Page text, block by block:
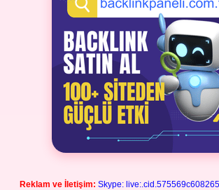
Reklam ve İletişim: Skype: